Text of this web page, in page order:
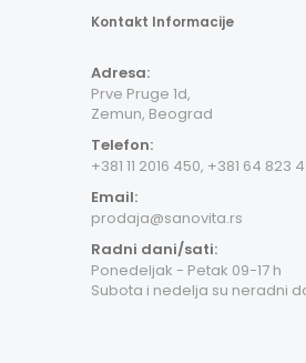
Kontakt Informacije
Adresa:
Prve Pruge 1d,
Zemun, Beograd
Telefon:
+381 11 2016 450, +381 64
Email:
prodaja@sanovita.rs
Radni dani/sati:
Ponedeljak - Petak 09-17 h
Subota i nedelja su neradni